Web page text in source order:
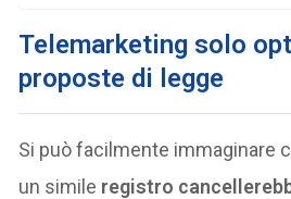
Telemarketing solo
proposte di legge
Si può facilmente immaginare
un simile registro